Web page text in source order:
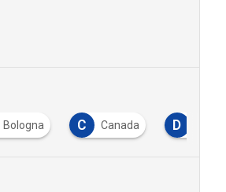
Bologna C Canada D